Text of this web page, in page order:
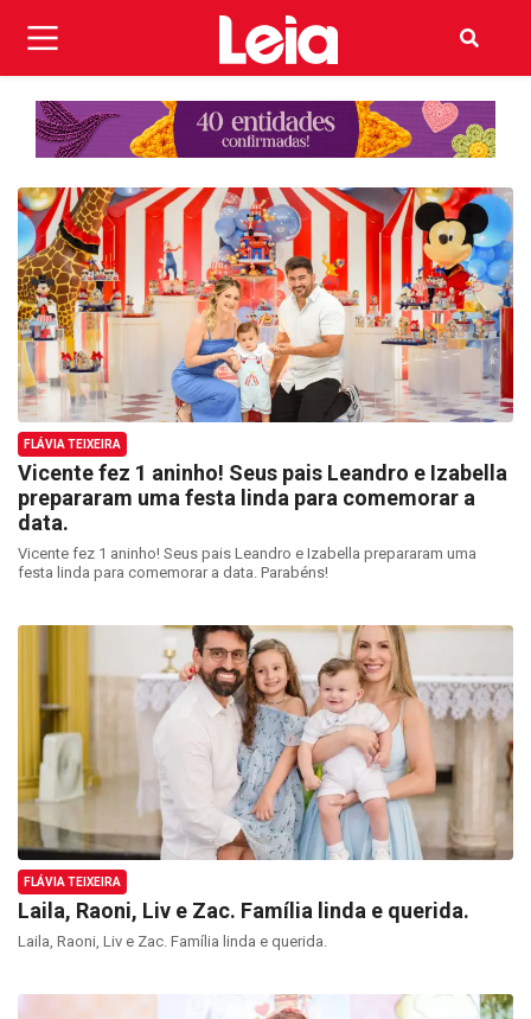
FLÁVIA TEIXEIRA
Vicente fez 1 aninho! Seus pais Leandro e Izabella
prepararam uma festa linda para comemorar a
data.
Vicente fez 1 aninho! Seus pais Leandro e Izabella prepararam uma
festa linda para comemorar a data. Parabéns!
FLÁVIA TEIXEIRA
Laila, Raoni, Liv e Zac. Família linda e querida.
Laila, Raoni, Liv e Zac. Família linda e querida.